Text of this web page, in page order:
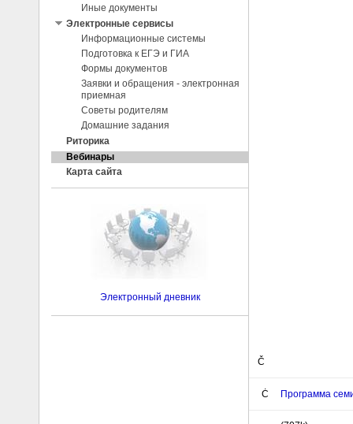
Иные документы
Электронные сервисы
Информационные системы
Подготовка к ЕГЭ и ГИА
Формы документов
Заявки и обращения - электронная
приемная
Советы родителям
Домашние задания
Риторика
Вебинары
Карта сайта
Электронный дневник
Č
Ċ